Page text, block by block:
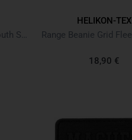
HELIKON-TEX
18,90 €